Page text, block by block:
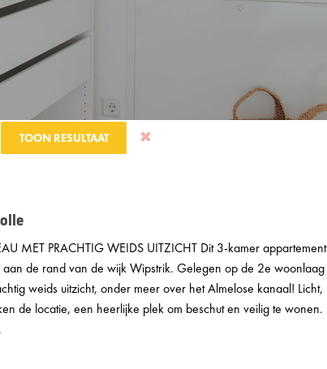
TOON RESULTAAT
MET PRACHTIG WEIDS UITZICHT Dit 3-kamer appartement
aan de rand van de wijk Wipstrik. Gelegen op de 2e woonlaag
weids uitzicht, onder meer over het Almelose kanaal! Licht,
de locatie, een heerlijke plek om beschut en veilig te wonen.